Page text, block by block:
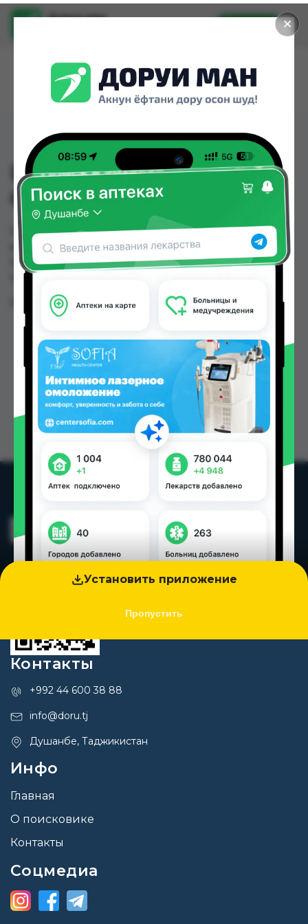
✕
Установить приложение
Пропустить
Доруи ман
Установить
LIRO MIO-РОГОВЫЕ
ОЧКИ -3,00
LIRO MIO-РОГОВЫЕ ОЧКИ -3,00 можно купить
или заказать в аптеках, Нишон №3 по цене от
100.00 TJS в Душанбе и других городах
Цена: от100.00 TJS
Контакты
+992 44 600 38 88
info@doru.tj
Душанбе, Таджикистан
Инфо
Главная
О поисковике
Контакты
Соцмедиа